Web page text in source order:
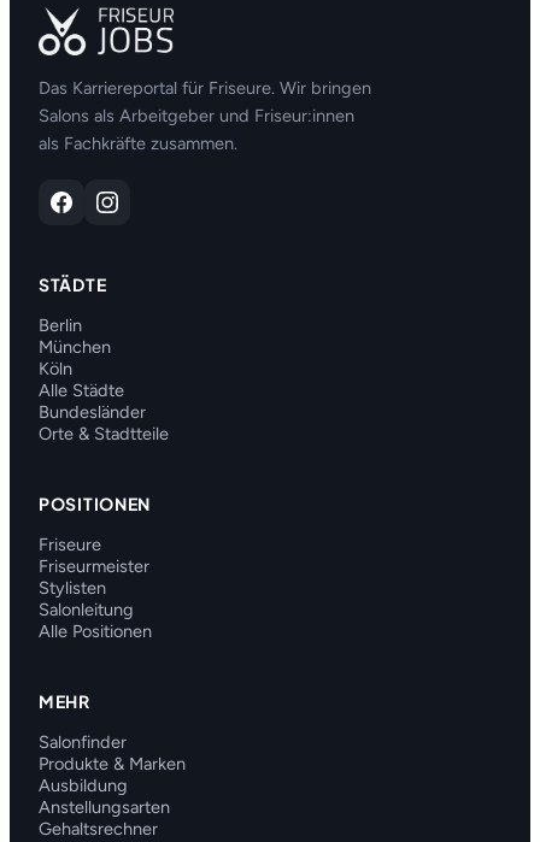
Das Karriereportal für Friseure. Wir bringen
Salons als Arbeitgeber und Friseur:innen
als Fachkräfte zusammen.
STÄDTE
Berlin
München
Köln
Alle Städte
Bundesländer
Orte & Stadtteile
POSITIONEN
Friseure
Friseurmeister
Stylisten
Salonleitung
Alle Positionen
MEHR
Salonfinder
Produkte & Marken
Ausbildung
Anstellungsarten
Gehaltsrechner